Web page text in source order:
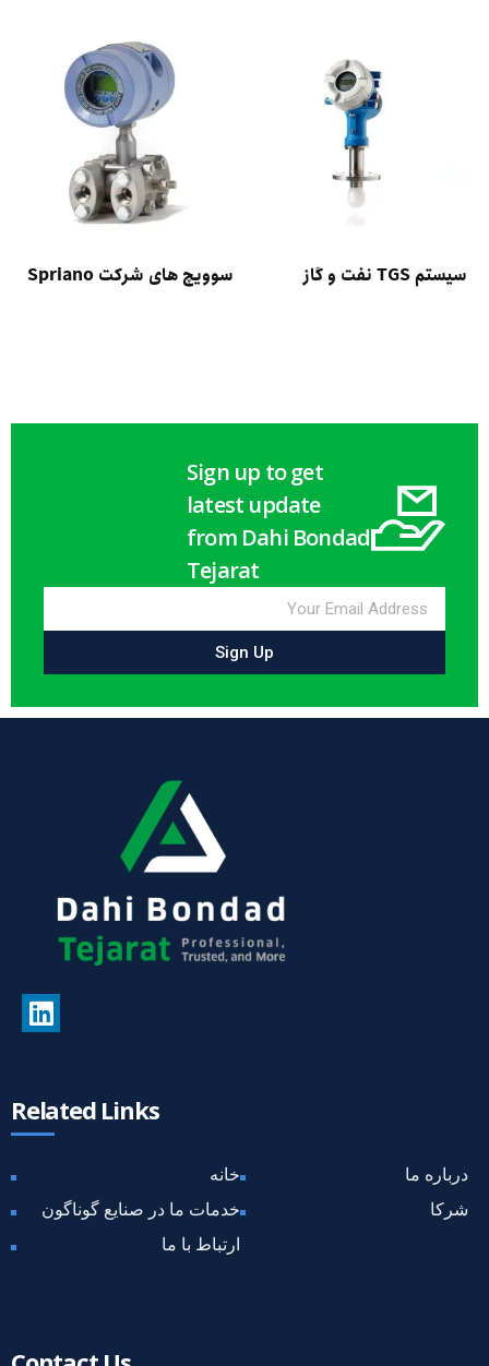
سیستم TGS نفت و گاز سوویچ های شرکت Spriano
Sign up to get
latest update
from Dahi Bondad
Tejarat
Sign Up
Related Links
خانه
درباره ما
خدمات ما در صنایع گوناگون
شرکا
ارتباط با ما